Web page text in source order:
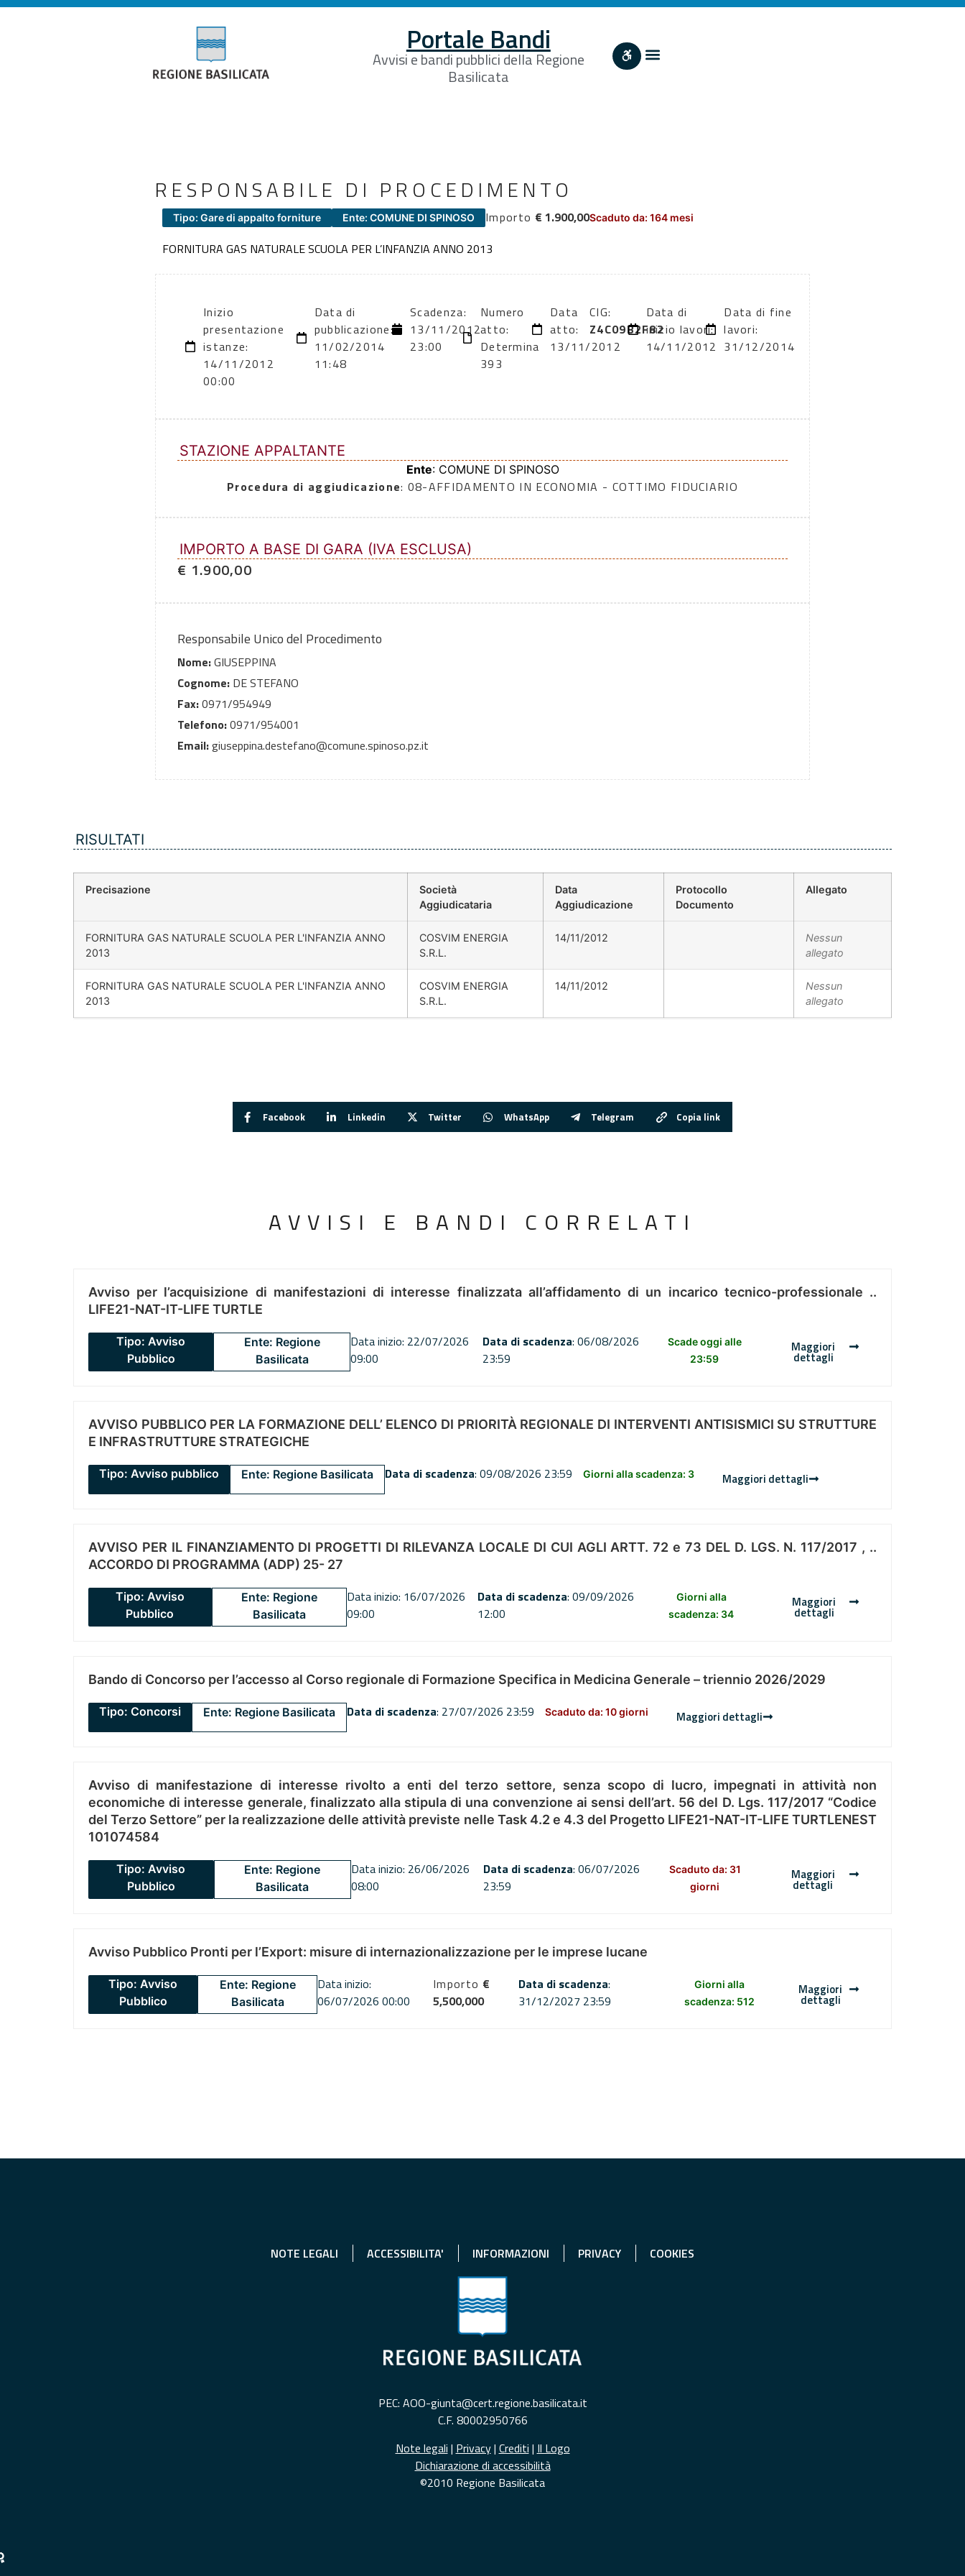
Portale Bandi
Avvisi e bandi pubblici della Regione
Basilicata
RESPONSABILE DI PROCEDIMENTO
Tipo: Gare di appalto forniture Ente: COMUNE DI SPINOSO Importo € 1.900,00Scaduto da: 164 mesi
FORNITURA GAS NATURALE SCUOLA PER L’INFANZIA ANNO 2013
Inizio
presentazione
istanze:
14/11/2012
00:00
Data di
pubblicazione:
11/02/2014
11:48
Scadenza:
13/11/2012
23:00
Numero
atto:
Determina
393
Data
atto:
13/11/2012
CIG:
Z4C09B2F82
Data di
inizio lavori:
14/11/2012
Data di fine
lavori:
31/12/2014
STAZIONE APPALTANTE
Ente: COMUNE DI SPINOSO
Procedura di aggiudicazione: 08-AFFIDAMENTO IN ECONOMIA - COTTIMO FIDUCIARIO
IMPORTO A BASE DI GARA (IVA ESCLUSA)
€ 1.900,00
Responsabile Unico del Procedimento
Nome:GIUSEPPINA
Cognome: DE STEFANO
Fax:0971/954949
Telefono:0971/954001
Email:giuseppina.destefano@comune.spinoso.pz.it
RISULTATI
Precisazione
Società
Aggiudicataria
Data
Aggiudicazione
Protocollo
Documento
Allegato
FORNITURA GAS NATURALE SCUOLA PER L'INFANZIA ANNO
2013
COSVIM ENERGIA
S.R.L.
14/11/2012
Nessun
allegato
FORNITURA GAS NATURALE SCUOLA PER L'INFANZIA ANNO
2013
COSVIM ENERGIA
S.R.L.
14/11/2012
Nessun
allegato
Facebook Linkedin Twitter WhatsApp Telegram Copia link
AVVISI E BANDI CORRELATI
Avviso per l’acquisizione di manifestazioni di interesse finalizzata all’affidamento di un incarico tecnico-professionale ..
LIFE21-NAT-IT-LIFE TURTLE
Tipo: Avviso
Pubblico
Ente: Regione
Basilicata
Data inizio: 22/07/2026
09:00
Data di scadenza: 06/08/2026
23:59
Scade oggi alle
23:59
Maggiori
dettagli
AVVISO PUBBLICO PER LA FORMAZIONE DELL’ ELENCO DI PRIORITÀ REGIONALE DI INTERVENTI ANTISISMICI SU STRUTTURE
E INFRASTRUTTURE STRATEGICHE
Tipo: Avviso pubblico Ente: Regione Basilicata Data di scadenza: 09/08/2026 23:59 Giorni alla scadenza: 3 Maggiori dettagli
AVVISO PER IL FINANZIAMENTO DI PROGETTI DI RILEVANZA LOCALE DI CUI AGLI ARTT. 72 e 73 DEL D. LGS. N. 117/2017 , ..
ACCORDO DI PROGRAMMA (ADP) 25- 27
Tipo: Avviso
Pubblico
Ente: Regione
Basilicata
Data inizio: 16/07/2026
09:00
Data di scadenza: 09/09/2026
12:00
Giorni alla
scadenza: 34
Maggiori
dettagli
Bando di Concorso per l’accesso al Corso regionale di Formazione Specifica in Medicina Generale – triennio 2026/2029
Tipo: Concorsi Ente: Regione Basilicata Data di scadenza: 27/07/2026 23:59 Scaduto da: 10 giorni Maggiori dettagli
Avviso di manifestazione di interesse rivolto a enti del terzo settore, senza scopo di lucro, impegnati in attività non
economiche di interesse generale, finalizzato alla stipula di una convenzione ai sensi dell’art. 56 del D. Lgs. 117/2017 “Codice
del Terzo Settore” per la realizzazione delle attività previste nelle Task 4.2 e 4.3 del Progetto LIFE21-NAT-IT-LIFE TURTLENEST
101074584
Tipo: Avviso
Pubblico
Ente: Regione
Basilicata
Data inizio: 26/06/2026
08:00
Data di scadenza: 06/07/2026
23:59
Scaduto da: 31
giorni
Maggiori
dettagli
Avviso Pubblico Pronti per l’Export: misure di internazionalizzazione per le imprese lucane
Tipo: Avviso
Pubblico
Ente: Regione
Basilicata
Data inizio:
06/07/2026 00:00
Importo €
5,500,000
Data di scadenza:
31/12/2027 23:59
Giorni alla
scadenza: 512
Maggiori
dettagli
NOTE LEGALI ACCESSIBILITA' INFORMAZIONI PRIVACY COOKIES
PEC: AOO-giunta@cert.regione.basilicata.it
C.F. 80002950766
Note legali | Privacy| Crediti | Il Logo
Dichiarazione di accessibilità
©2010 Regione Basilicata